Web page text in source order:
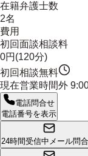
在籍弁護士数
2名
費用
初回面談相談料
0円(120分)
初回相談無料
現在営業時間外
電話問合せ
電話番号を表示
24時間受信中 メール問